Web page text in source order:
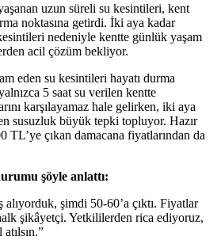
uzun süreli su kesintileri, kent
noktasına getirdi. İki aya kadar
nedeniyle kentte günlük yaşam
acil çözüm bekliyor.
eden su kesintileri hayatı durma
5 saat su verilen kentte
karşılayamaz hale gelirken, iki aya
susuzluk büyük tepki topluyor. Hazır
TL’ye çıkan damacana fiyatlarından da
şöyle anlattı:
şimdi 50-60’a çıktı. Fiyatlar
şikâyetçi. Yetkililerden rica ediyoruz,